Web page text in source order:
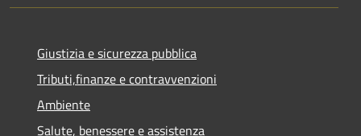
Giustizia e sicurezza pubblica
Tributi,finanze e contravvenzioni
Ambiente
Salute, benessere e assistenza